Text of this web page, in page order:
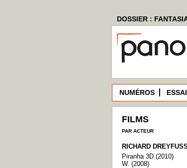
DOSSIER :
NUMÉROS
FILMS
PAR ACTEUR
RICHARD DREYFUSS
Piranha 3D (2010)
W. (2008)